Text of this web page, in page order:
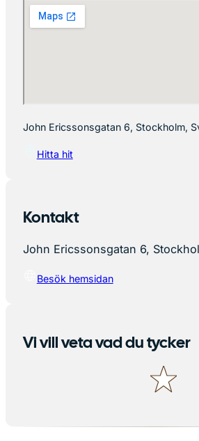
John Ericssonsgatan 6, Stockholm,
Hitta hit
Kontakt
John Ericssonsgatan 6,
Besök hemsidan
Vi vill veta vad du tycker